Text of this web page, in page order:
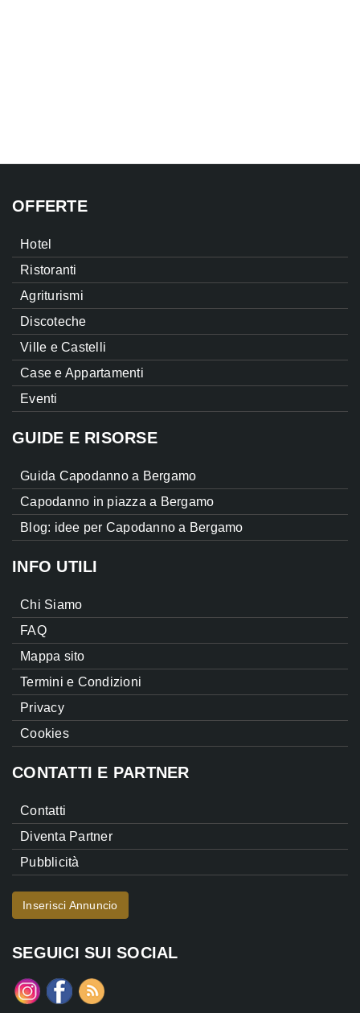
OFFERTE
Hotel
Ristoranti
Agriturismi
Discoteche
Ville e Castelli
Case e Appartamenti
Eventi
GUIDE E RISORSE
Guida Capodanno a Bergamo
Capodanno in piazza a Bergamo
Blog: idee per Capodanno a Bergamo
INFO UTILI
Chi Siamo
FAQ
Mappa sito
Termini e Condizioni
Privacy
Cookies
CONTATTI E PARTNER
Contatti
Diventa Partner
Pubblicità
Inserisci Annuncio
SEGUICI SUI SOCIAL